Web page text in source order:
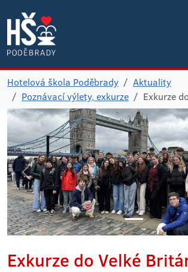
Hotelová škola Poděbrady
Aktuality
Poznávací výlety, exkurze
Exkurze
Exkurze do Velké